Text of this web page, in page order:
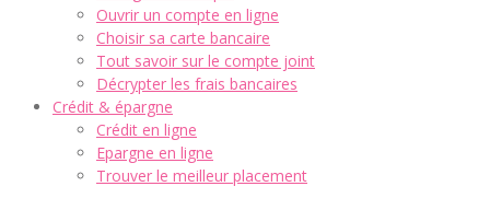
Ouvrir un compte en ligne
Choisir sa carte bancaire
Tout savoir sur le compte joint
Décrypter les frais bancaires
Crédit & épargne
Crédit en ligne
Epargne en ligne
Trouver le meilleur placement